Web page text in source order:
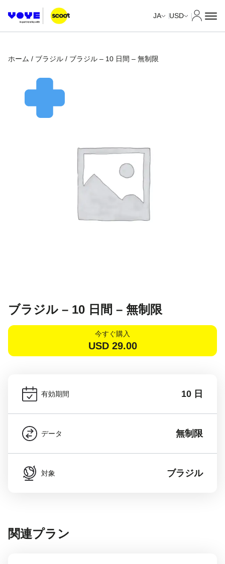
JA USD
ホーム / ブラジル / ブラジル – 10 日間 – 無制限
ブラジル – 10 日間 – 無制限
今すぐ購入
USD 29.00
有効期間 10 日
データ 無制限
対象 ブラジル
関連プラン